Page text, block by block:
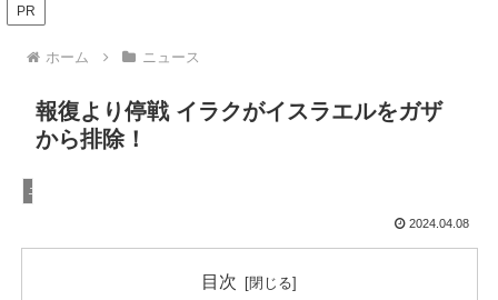
PR
ホーム ニュース
報復より停戦 イラクがイスラエルをガザ
から排除！
ニュース
2024.04.08
目次